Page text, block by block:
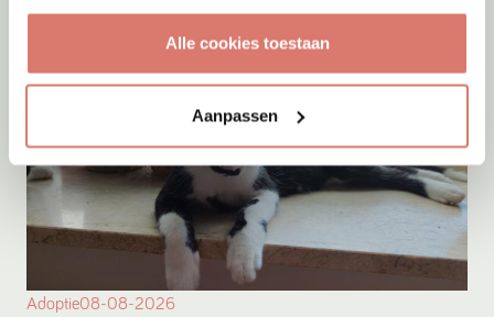
Alle cookies toestaan
Aanpassen
Adoptie08-08-2026